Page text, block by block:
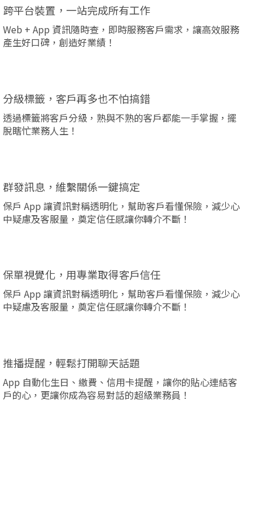
跨平台裝置，一站完成所有工作
Web + App 資訊隨時查，即時服務客戶需求，讓高效服務
產生好口碑，創造好業績！
分級標籤，客戶再多也不怕搞錯
透過標籤將客戶分級，熟與不熟的客戶都能一手掌握，擺
脫瞎忙業務人生！
群發訊息，維繫關係一鍵搞定
保戶 App 讓資訊對稱透明化，幫助客戶看懂保險，減少心
中疑慮及客服量，奠定信任感讓你轉介不斷！
保單視覺化，用專業取得客戶信任
保戶 App 讓資訊對稱透明化，幫助客戶看懂保險，減少心
中疑慮及客服量，奠定信任感讓你轉介不斷！
推播提醒，輕鬆打開聊天話題
App 自動化生日、繳費、信用卡提醒，讓你的貼心連結客
戶的心，更讓你成為容易對話的超級業務員！